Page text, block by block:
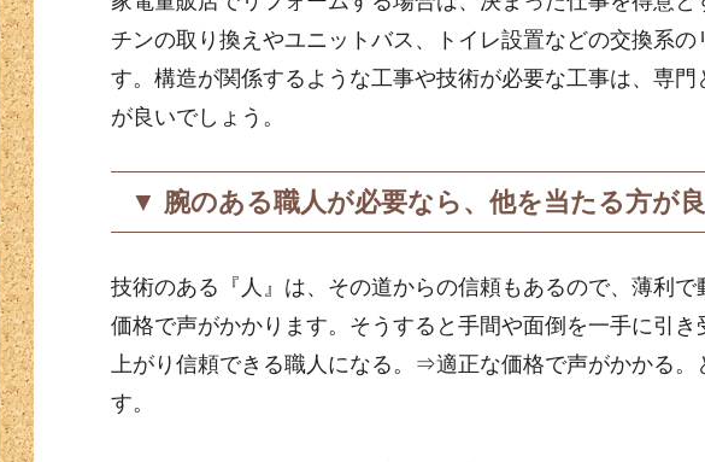
チンの取り換えやユニットバス、トイレ設置などの交換系の
す。構造が関係するような工事や技術が必要な工事は、専
が良いでしょう。
▼ 腕のある職人が必要なら、他を当たる方が
技術のある『人』は、その道からの信頼もあるので、薄利で
価格で声がかかります。そうすると手間や面倒を一手に引
上がり信頼できる職人になる。⇒適正な価格で声がかかる。
す。